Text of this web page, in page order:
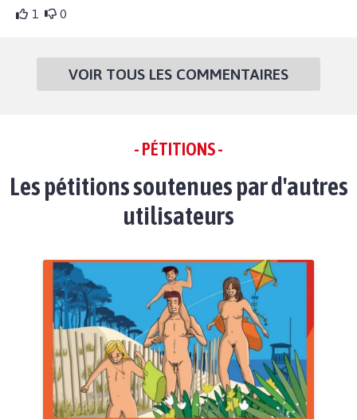
1 0
VOIR TOUS LES COMMENTAIRES
- PÉTITIONS -
Les pétitions soutenues par d'autres
utilisateurs